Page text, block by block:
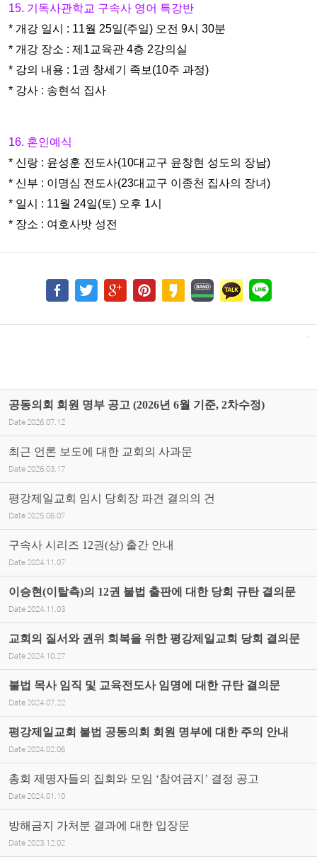
15. 기독사관학교 구속사 영어 특강반
* 개강 일시 : 11월 25일(주일) 오전 9시 30분
* 개강 장소 : 제1교육관 4층 2강의실
* 강의 내용 : 1권 창세기 족보(10주 과정)
* 강사 : 송현석 집사
16. 혼인예식
* 신랑 : 윤성훈 전도사(10대교구 윤창현 성도의 장남)
* 신부 : 이명심 전도사(23대교구 이종천 집사의 장녀)
* 일시 : 11월 24일(토) 오후 1시
* 장소 : 여호사밧 성전
공동의회 회원 명부 공고 (2026년 6월 기준, 2차수정)
Date 2026.07.12
최근 언론 보도에 대한 교회의 사과문
Date 2026.03.17
평강제일교회 임시 당회장 파견 결의의 건
Date 2025.06.07
구속사 시리즈 12권(상) 출간 안내
Date 2024.11.07
이승현(이탈측)의 12권 불법 출판에 대한 당회 규탄 결의문
Date 2024.11.03
교회의 질서와 권위 회복을 위한 평강제일교회 당회 결의문
Date 2024.10.27
불법 목사 임직 및 교육전도사 임명에 대한 규탄 결의문
Date 2024.07.22
평강제일교회 불법 공동의회 회원 명부에 대한 주의 안내
Date 2024.02.06
총회 제명자들의 집회와 모임 ‘참여금지’ 결정 공고
Date 2024.01.10
방해금지 가처분 결과에 대한 입장문
Date 2023.12.02